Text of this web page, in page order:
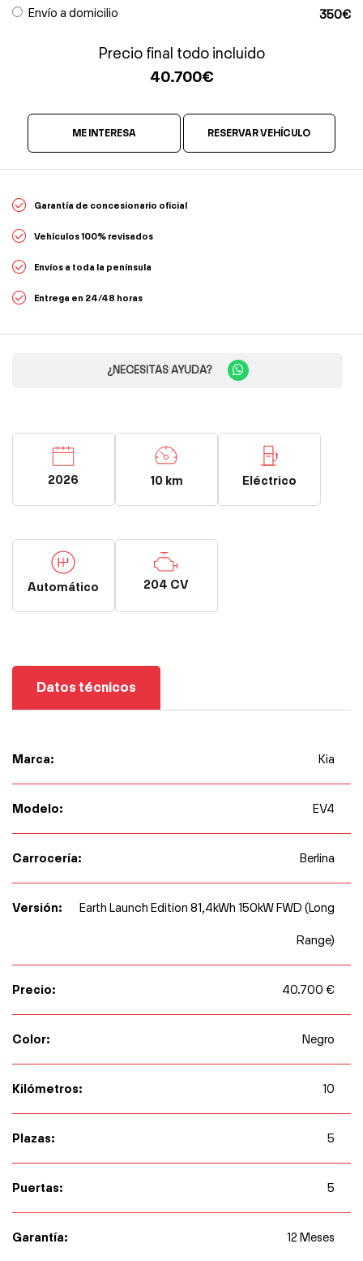
Envío a domicilio 350€
Precio final todo incluido
40.700€
ME INTERESA RESERVAR VEHÍCULO
Garantía de concesionario oficial
Vehículos 100% revisados
Envíos a toda la península
Entrega en 24/48 horas
¿NECESITAS AYUDA?
2026 10 km Eléctrico
Automático 204 CV
Datos técnicos
Marca: Kia
Modelo: EV4
Carrocería: Berlina
Versión: Earth Launch Edition 81,4kWh 150kW FWD (Long
Range)
Precio: 40.700 €
Color: Negro
Kilómetros: 10
Plazas: 5
Puertas: 5
Garantía: 12 Meses